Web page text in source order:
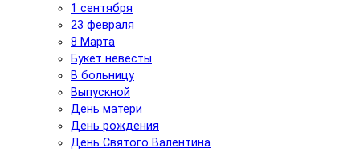
1 сентября
23 февраля
8 Марта
Букет невесты
В больницу
Выпускной
День матери
День рождения
День Святого Валентина